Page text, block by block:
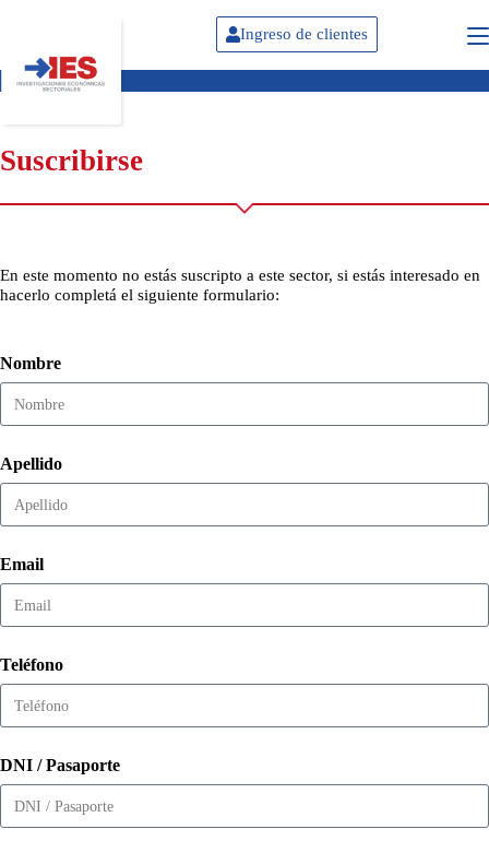
Ingreso de clientes
Suscribirse
En este momento no estás suscripto a este sector, si estás interesado en
hacerlo completá el siguiente formulario:
Nombre
Apellido
Email
Teléfono
DNI / Pasaporte